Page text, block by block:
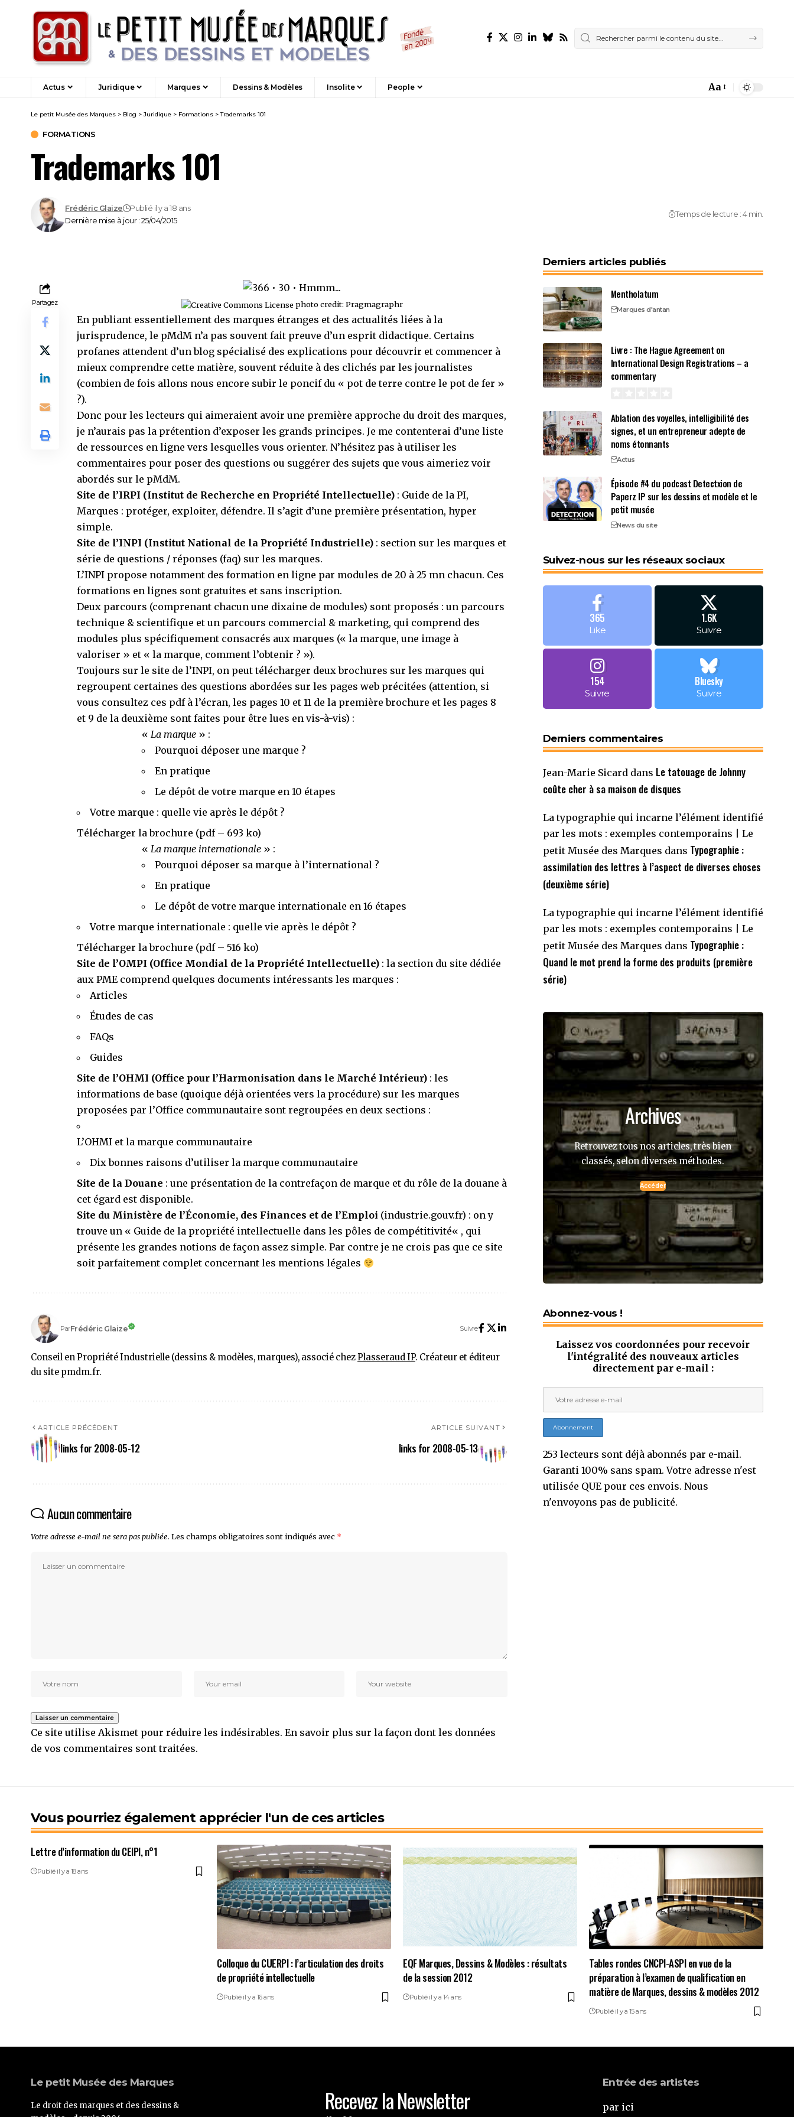
Actus Juridique Marques Dessins & Modèles Insolite People
Font
Aa
Le petit Musée des Marques > Blog > Juridique > Formations >Trademarks 101
FORMATIONS
Trademarks 101
Dernière mise à jour : 25/04/2015
Frédéric Glaize Publié il y a 18 ans
Temps de lecture : 4 min.
Partagez photocredit: Pragmagraphr
En publiant essentiellement des marques étranges et des actualités liées à la
jurisprudence, le pMdM n’a pas souvent fait preuve d’un esprit didactique. Certains
profanes attendent d’un blog spécialisé des explications pour découvrir et commencer à
mieux comprendre cette matière, souvent réduite à des clichés par les journalistes
(combien de fois allons nous encore subir le poncif du « pot de terre contre le pot de fer »
?).
Donc pour les lecteurs qui aimeraient avoir une première approche du droit des marques,
je n’aurais pas la prétention d’exposer les grands principes. Je me contenterai d’une liste
de ressources en ligne vers lesquelles vous orienter. N’hésitez pas à utiliser les
commentaires pour poser des questions ou suggérer des sujets que vous aimeriez voir
abordés sur le pMdM.
Site de l’IRPI (Institut de Recherche en Propriété Intellectuelle) : Guide de la PI,
Marques : protéger, exploiter, défendre. Il s’agit d’une première présentation, hyper
simple.
Site de l’INPI (Institut National de la Propriété Industrielle) : section sur les marques et
série de questions / réponses (faq) sur les marques.
L’INPI propose notamment des formation en ligne par modules de 20 à 25 mn chacun. Ces
formations en lignes sont gratuites et sans inscription.
Deux parcours (comprenant chacun une dixaine de modules) sont proposés : un parcours
technique & scientifique et un parcours commercial & marketing, qui comprend des
modules plus spécifiquement consacrés aux marques (« la marque, une image à
valoriser » et « la marque, comment l’obtenir ? »).
Toujours sur le site de l’INPI, on peut télécharger deux brochures sur les marques qui
regroupent certaines des questions abordées sur les pages web précitées (attention, si
vous consultez ces pdf à l’écran, les pages 10 et 11 de la première brochure et les pages 8
et 9 de la deuxième sont faites pour être lues en vis-à-vis) :
« La marque » :
Pourquoi déposer une marque ?
En pratique
Le dépôt de votre marque en 10 étapes
Votre marque : quelle vie après le dépôt ?
Télécharger la brochure (pdf – 693 ko)
« La marque internationale » :
Pourquoi déposer sa marque à l’international ?
En pratique
Le dépôt de votre marque internationale en 16 étapes
Votre marque internationale : quelle vie après le dépôt ?
Télécharger la brochure (pdf – 516 ko)
Site de l’OMPI (Office Mondial de la Propriété Intellectuelle) : la section du site dédiée
aux PME comprend quelques documents intéressants les marques :
Articles
Études de cas
FAQs
Guides
Site de l’OHMI (Office pour l’Harmonisation dans le Marché Intérieur) : les
informations de base (quoique déjà orientées vers la procédure) sur les marques
proposées par l’Office communautaire sont regroupées en deux sections :
L’OHMI et la marque communautaire
Dix bonnes raisons d’utiliser la marque communautaire
Site de la Douane : une présentation de la contrefaçon de marque et du rôle de la douane à
cet égard est disponible.
Site du Ministère de l’Économie, des Finances et de l’Emploi (industrie.gouv.fr) : on y
trouve un « Guide de la propriété intellectuelle dans les pôles de compétitivité« , qui
présente les grandes notions de façon assez simple. Par contre je ne crois pas que ce site
soit parfaitement complet concernant les mentions légales
ParFrédéric Glaize Suivre
Conseil en Propriété Industrielle (dessins & modèles, marques), associé chezPlasseraud IP. Créateur et éditeur
du site pmdm.fr.
ARTICLE PRÉCÉDENT
links for 2008-05-12
ARTICLE SUIVANT
links for 2008-05-13
Aucun commentaire
Votre adresse e-mail ne sera pas publiée. Les champs obligatoires sont indiqués avec *
Ce site utilise Akismet pour réduire les indésirables. En savoir plus sur la façon dont les données
de vos commentaires sont traitées.
Derniers articles publiés
Mentholatum
Marques d'antan
Livre : The Hague Agreement on
International Design Registrations – a
commentary
Ablation des voyelles, intelligibilité des
signes, et un entrepreneur adepte de
noms étonnants
Actus
Épisode #4 du podcast Detectxion de
Paperz IP sur les dessins et modèle et le
petit musée
News du site
Suivez-nous sur les réseaux sociaux
365
Like
1.6K
Suivre
154
Suivre
Bluesky
Suivre
Derniers commentaires
Jean-Marie Sicard dans Le tatouage de Johnny
coûte cher à sa maison de disques
La typographie qui incarne l’élément identifié
par les mots : exemples contemporains | Le
petit Musée des Marques dans Typographie :
assimilation des lettres à l’aspect de diverses choses
(deuxième série)
La typographie qui incarne l’élément identifié
par les mots : exemples contemporains | Le
petit Musée des Marques dans Typographie :
Quand le mot prend la forme des produits (première
série)
Archives
Retrouvez tous nos articles, très bien
classés, selon diverses méthodes.
Accéder
Abonnez-vous !
Laissez vos coordonnées pour recevoir
l'intégralité des nouveaux articles
directement par e-mail :
253 lecteurs sont déjà abonnés par e-mail.
Garanti 100% sans spam. Votre adresse n'est
utilisée QUE pour ces envois. Nous
n'envoyons pas de publicité.
Vous pourriez également apprécier l'un de ces articles
Lettre d’information du CEIPI, n°1
Publié il y a 18 ans
Colloque du CUERPI : l’articulation des droits
de propriété intellectuelle
Publié il y a 16 ans
EQF Marques, Dessins & Modèles : résultats
de la session 2012
Publié il y a 14 ans
Tables rondes CNCPI-ASPI en vue de la
préparation à l’examen de qualification en
matière de Marques, dessins & modèles 2012
Publié il y a 15 ans
Le petit Musée des Marques
Le droit des marques et des dessins &
Recevez la Newsletter
Entrée des artistes
par ici